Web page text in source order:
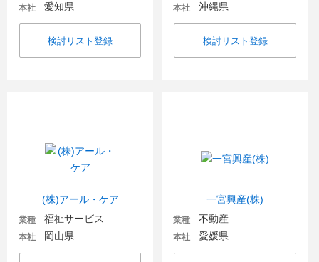
本社 愛知県
検討リスト登録
本社 沖縄県
検討リスト登録
(株)アール・ケア
業種 福祉サービス
本社 岡山県
一宮興産(株)
業種 不動産
本社 愛媛県